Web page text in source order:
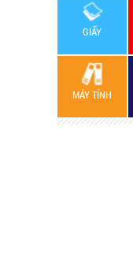
GIẤY
MÁY TÍNH